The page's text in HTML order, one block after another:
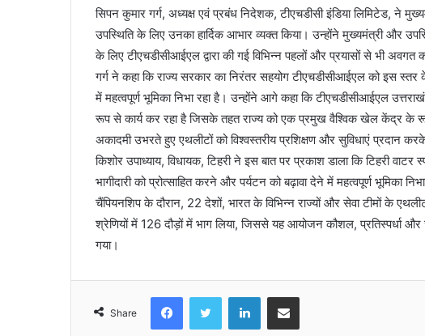
सिपन कुमार गर्ग, अध्यक्ष एवं प्रबंध निदेशक, टीएचडीसी इंडिया लिमिटेड, ने
उपस्थिति के लिए उनका हार्दिक आभार व्यक्त किया। उन्होंने मुख्यमंत्री और
के लिए टीएचडीसीआईएल द्वारा की गई विभिन्न पहलों और प्रयासों से भी अवगत
गर्ग ने कहा कि राज्य सरकार का निरंतर सहयोग टीएचडीसीआईएल को इस
में महत्वपूर्ण भूमिका निभा रहा है। उन्होंने आगे कहा कि टीएचडीसीआईएल
रूप से कार्य कर रहा है जिसके तहत राज्य को एक प्रमुख वैश्विक खेल केंद्र के
अकादमी उभरते हुए एथलीटों को विश्वस्तरीय प्रशिक्षण और सुविधाएं प्रदान
किशोर उपाध्याय, विधायक, टिहरी ने इस बात पर प्रकाश डाला कि टिहरी
भागीदारी को प्रोत्साहित करने और पर्यटन को बढ़ावा देने में महत्वपूर्ण भूमिका
चैंपियनशिप के दौरान, 22 देशों, भारत के विभिन्न राज्यों और सेवा टीमों के
श्रेणियों में 126 दौड़ों में भाग लिया, जिससे यह आयोजन कौशल, प्रतिस्पर्धा
गया।
Share